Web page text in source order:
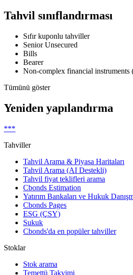
Tahvil sınıflandırması
Sıfır kuponlu tahviller
Senior Unsecured
Bills
Bearer
Non-complex financial
Tümünü göster
Yeniden yapılandırma
***
Tahviller
Tahvil Arama & Piyasa Haritaları
Tahvil Arama (AI Destekli)
Tahvil fiyat teklifleri arama
Cbonds Estimation
Yatırım Bankaları ve Hukuk
Cbonds Pages
ESG (ÇSY)
Sukuk
Cbonds'da en popüler tahviller
Stoklar
Stok arama
Temettü Takvimi